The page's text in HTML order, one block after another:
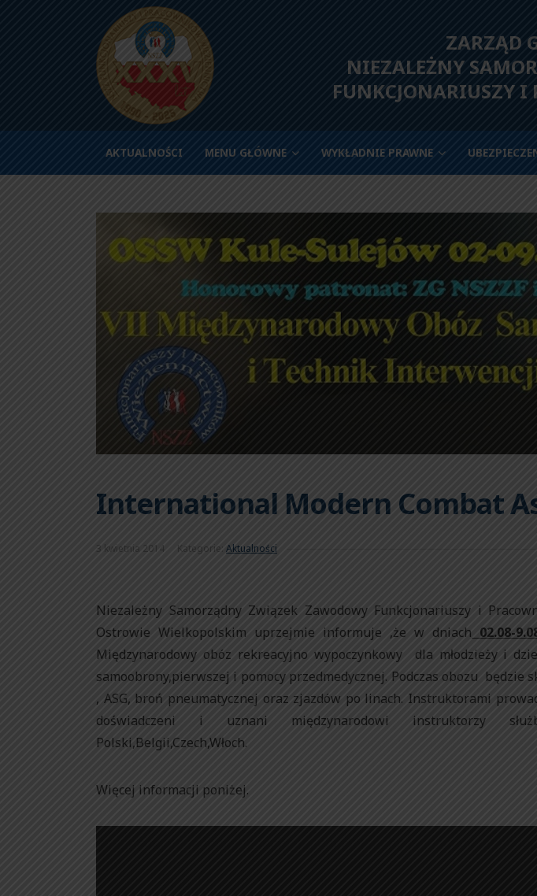
ZARZĄD
NIEZALEŻNY
FUNKCJONARIUSZY
AKTUALNOŚCI MENU GŁÓWNE WYKŁADNIE PRAWNE
International Modern Combat
3 kwietnia 2014 Kategorie: Aktualności
Niezależny Samorządny Związek Zawodowy Funkcjonariuszy i
Ostrowie Wielkopolskim uprzejmie informuje ,że w dniach 02.08-
Międzynarodowy obóz rekreacyjno wypoczynkowy dla młodzieży i
samoobrony,pierwszej i pomocy przedmedycznej. Podczas obozu będzie
, ASG, broń pneumatycznej oraz zjazdów po linach. Instruktorami
doświadczeni i uznani międzynarodowi instruktorzy
Polski,Belgii,Czech,Włoch.
Więcej informacji poniżej.